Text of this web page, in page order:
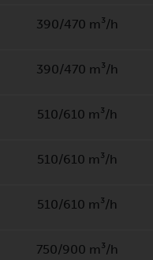
390/470 m³/h
390/470 m³/h
510/610 m³/h
510/610 m³/h
510/610 m³/h
750/900 m³/h